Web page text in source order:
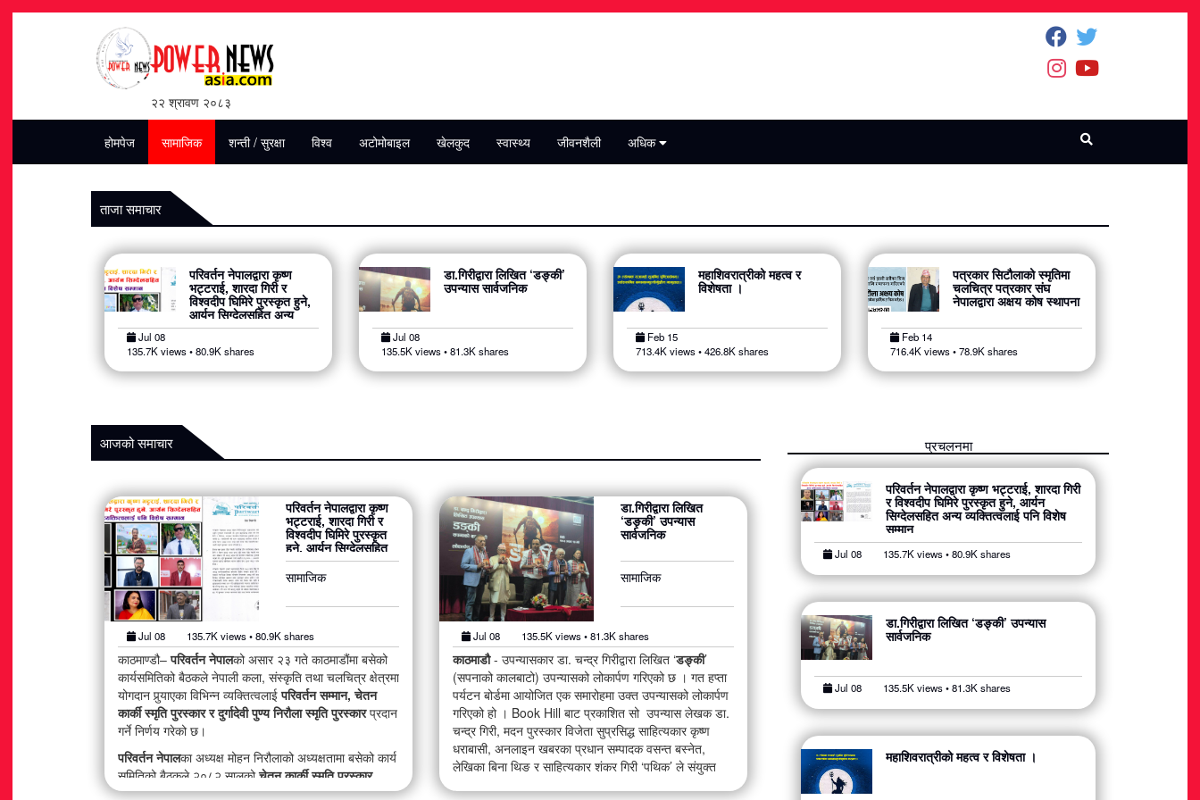
२२ श्रावण २०८३
होमपेज सामाजिक शन्ती / सुरक्षा विश्व अटोमोबाइल खेलकुद स्वास्थ्य जीवनशैली अधिक
ताजा समाचार
परिवर्तन नेपालद्वारा कृष्ण
भट्टराई, शारदा गिरी र
विश्वदीप घिमिरे पुरस्कृत हुने,
आर्यन सिग्देलसहित अन्य
व्यक्तित्वलाई पनि विशेष
Jul 08
135.7K views • 80.9K shares
डा.गिरीद्वारा लिखित ‘डङ्की’
उपन्यास सार्वजनिक
Jul 08
135.5K views • 81.3K shares
महाशिवरात्रीको महत्व र
विशेषता ।
Feb 15
713.4K views • 426.8K shares
पत्रकार सिटौलाको स्मृतिमा
चलचित्र पत्रकार संघ
नेपालद्वारा अक्षय कोष स्थापना
Feb 14
716.4K views • 78.9K shares
आजको समाचार
परिवर्तन नेपालद्वारा कृष्ण
भट्टराई, शारदा गिरी र
विश्वदीप घिमिरे पुरस्कृत
हुने, आर्यन सिग्देलसहित
अन्य व्यक्तित्वलाई पनि
विशेष सम्मान
सामाजिक
Jul 08 135.7K views • 80.9K shares
काठमाण्डौ–परिवर्तन नेपालको असार २३ गते काठमाडौंमा बसेको
कार्यसमितिको बैठकले नेपाली कला, संस्कृति तथा चलचित्र क्षेत्रमा
योगदान पुर्‍याएका विभिन्न व्यक्तित्वलाईपरिवर्तन सम्मान, चेतन
कार्की स्मृति पुरस्कार र दुर्गादेवी पुण्य निरौला स्मृति पुरस्कारप्रदान
गर्ने निर्णय गरेको छ।
परिवर्तन नेपालका अध्यक्ष मोहन निरौलाको अध्यक्षतामा बसेको कार्य
समितिको बैठकले २०८२ सालकोचेतन कार्की स्मृति पुरस्कार
संचारकर्मी कृष्ण भट्टराईलाई अर्पण गर्ने निर्णय गरेको छ । यसैगरी
डा.गिरीद्वारा लिखित
‘डङ्की’ उपन्यास
सार्वजनिक
सामाजिक
Jul 08 135.5K views • 81.3K shares
काठमाडौ- उपन्यासकार डा. चन्द्र गिरीद्वारा लिखित ‘डङ्की’
(सपनाको कालबाटो) उपन्यासको लोकार्पण गरिएको छ । गत हप्ता
पर्यटन बोर्डमा आयोजित एक समारोहमा उक्त उपन्यासको लोकार्पण
गरिएको हो । Book Hill बाट प्रकाशित सो उपन्यास लेखक डा.
चन्द्र गिरी, मदन पुरस्कार विजेता सुप्रसिद्ध साहित्यकार कृष्ण
धराबासी, अनलाइन खबरका प्रधान सम्पादक वसन्त बस्नेत,
लेखिका बिना थिङ र साहित्यकार शंकर गिरी ‘पथिक’ ले संयुक्त
प्रचलनमा
परिवर्तन नेपालद्वारा कृष्ण भट्टराई, शारदा गिरी
र विश्वदीप घिमिरे पुरस्कृत हुने, आर्यन
सिग्देलसहित अन्य व्यक्तित्वलाई पनि विशेष
सम्मान
Jul 08 135.7K views • 80.9K shares
डा.गिरीद्वारा लिखित ‘डङ्की’ उपन्यास
सार्वजनिक
Jul 08 135.5K views • 81.3K shares
महाशिवरात्रीको महत्व र विशेषता ।